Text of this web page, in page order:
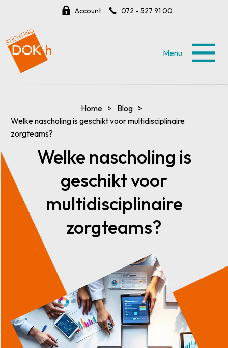
Account 072 - 527 91 00
Menu
Home
Blog
Welke nascholing is geschikt voor multidisciplinaire
zorgteams?
Welke nascholing is
geschikt voor
multidisciplinaire
zorgteams?